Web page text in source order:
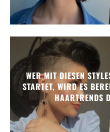
WER MIT DIESEN
STARTET, WIRD ES
HAARTRENDS